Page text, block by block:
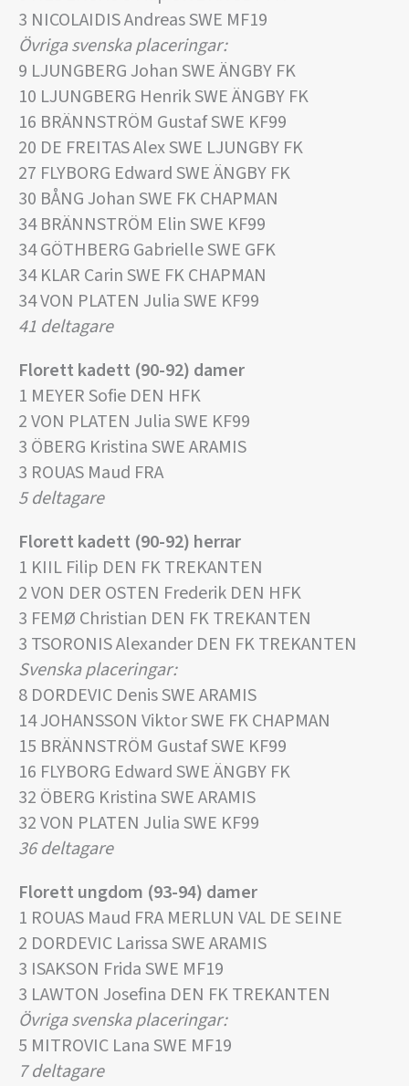
3 NICOLAIDIS Andreas SWE MF19
Övriga svenska placeringar:
9 LJUNGBERG Johan SWE ÄNGBY FK
10 LJUNGBERG Henrik SWE ÄNGBY FK
16 BRÄNNSTRÖM Gustaf SWE KF99
20 DE FREITAS Alex SWE LJUNGBY FK
27 FLYBORG Edward SWE ÄNGBY FK
30 BÅNG Johan SWE FK CHAPMAN
34 BRÄNNSTRÖM Elin SWE KF99
34 GÖTHBERG Gabrielle SWE GFK
34 KLAR Carin SWE FK CHAPMAN
34 VON PLATEN Julia SWE KF99
41 deltagare
Florett kadett (90-92) damer
1 MEYER Sofie DEN HFK
2 VON PLATEN Julia SWE KF99
3 ÖBERG Kristina SWE ARAMIS
3 ROUAS Maud FRA
5 deltagare
Florett kadett (90-92) herrar
1 KIIL Filip DEN FK TREKANTEN
2 VON DER OSTEN Frederik DEN HFK
3 FEMØ Christian DEN FK TREKANTEN
3 TSORONIS Alexander DEN FK TREKANTEN
Svenska placeringar:
8 DORDEVIC Denis SWE ARAMIS
14 JOHANSSON Viktor SWE FK CHAPMAN
15 BRÄNNSTRÖM Gustaf SWE KF99
16 FLYBORG Edward SWE ÄNGBY FK
32 ÖBERG Kristina SWE ARAMIS
32 VON PLATEN Julia SWE KF99
36 deltagare
Florett ungdom (93-94) damer
1 ROUAS Maud FRA MERLUN VAL DE SEINE
2 DORDEVIC Larissa SWE ARAMIS
3 ISAKSON Frida SWE MF19
3 LAWTON Josefina DEN FK TREKANTEN
Övriga svenska placeringar:
5 MITROVIC Lana SWE MF19
7 deltagare